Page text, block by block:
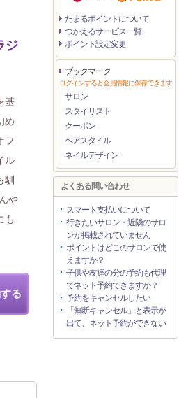
ジ
基
め
フ
ル
馴
や
も
る
たまるポイントについて
つかえるサービス一覧
ポイント設定変更
ブックマーク
ログインすると会員情報に保存できます
サロン
スタイリスト
クーポン
ヘアスタイル
ネイルデザイン
よくある問い合わせ
スマート支払いについて
行きたいサロン・近隣のサロ
ンが掲載されていません
ポイントはどこのサロンで使
えますか？
子供や友達の分の予約も代理
でネット予約できますか？
予約をキャンセルしたい
「無断キャンセル」と表示が
出て、ネット予約ができない